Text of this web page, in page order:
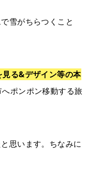
雪がちらつくこと
見る&デザイン等の本
ポンポン移動する旅
思います。ちなみに